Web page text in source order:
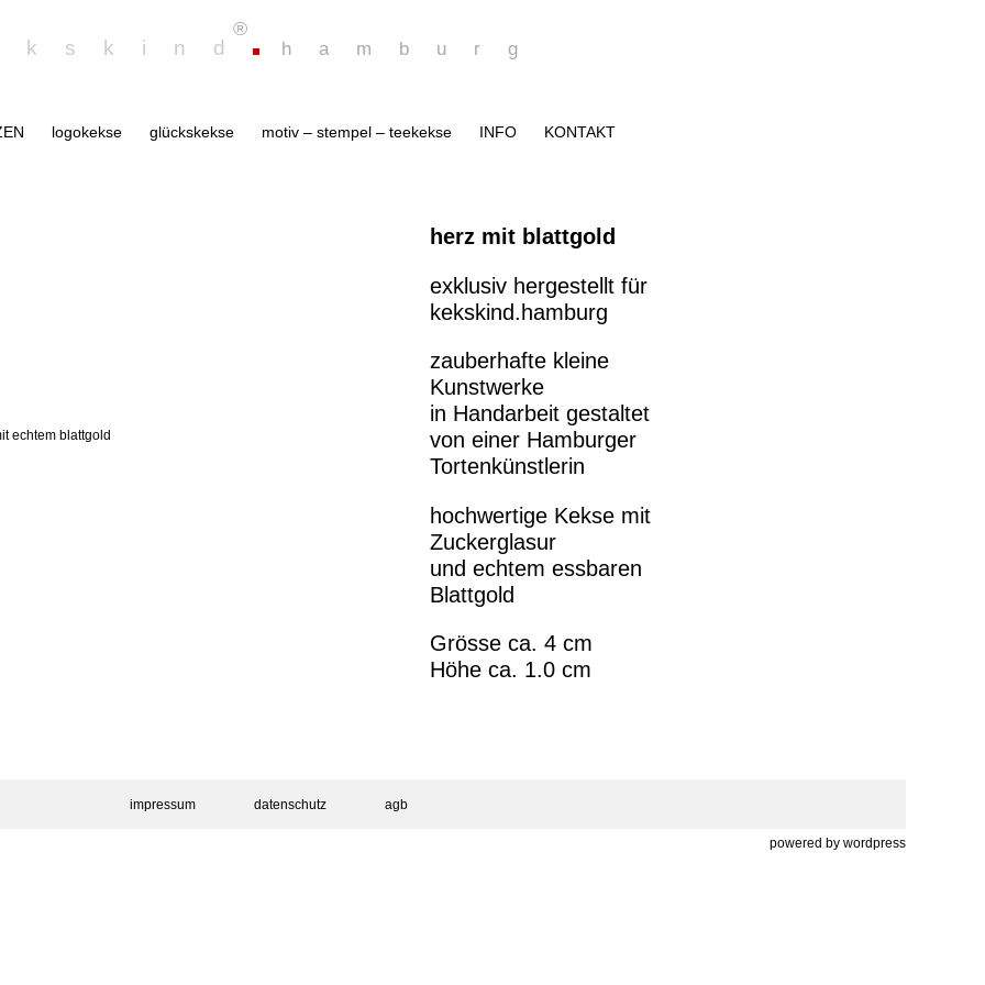
®
hamburg
logokekse glückskekse motiv – stempel – teekekse INFO KONTAKT
herz mit blattgold
exklusiv hergestellt für
kekskind.hamburg
zauberhafte kleine
Kunstwerke
in Handarbeit gestaltet
von einer Hamburger
Tortenkünstlerin
hochwertige Kekse mit
Zuckerglasur
und echtem essbaren
Blattgold
Grösse ca. 4 cm
Höhe ca. 1.0 cm
impressum datenschutz agb
powered by wordpress